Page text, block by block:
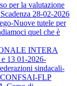
per la valutazione
28-02-2026
Nuove tutele per
quel che è
INTERA
13 01-2026-
sindacali-
FLP